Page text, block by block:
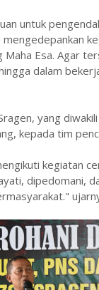
untuk
Esa. Agar
dalam
yang
kepada tim
kegiatan
dipedomani,